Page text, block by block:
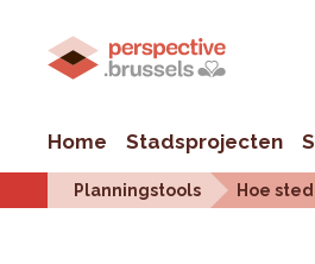
Home Stadsprojecten
Planningstools Hoe